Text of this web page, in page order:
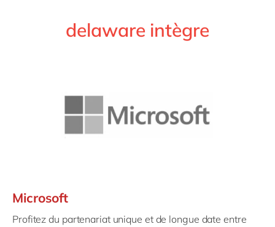
delaware intègre
Microsoft
Profitez du partenariat unique et de longue date entre